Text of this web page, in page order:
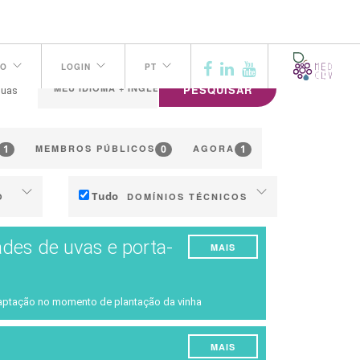
LOGIN PT
PESQUISAR
1 MEMBROS PÚBLICOS 0 AGORA 1
Tudo DOMÍNIOS TÉCNICOS
Solo
Gestão da água
de uvas e porta-
no momento de plantação da vinha
MAIS
MAIS